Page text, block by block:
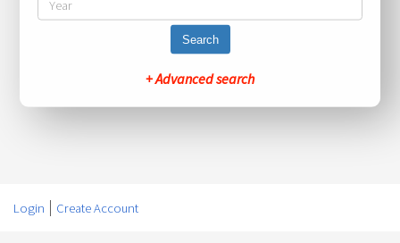
Search
+ Advanced search
Login Create Account